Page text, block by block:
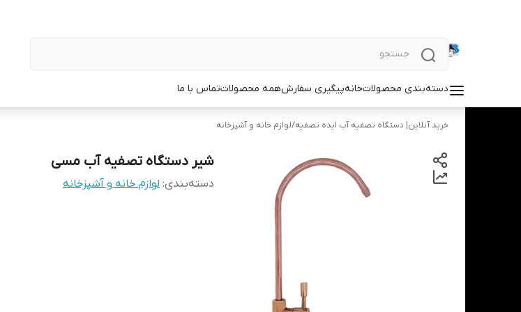
دسته‌بندی محصولاتخانهپیگیری سفارشهمه محصولاتتماس با ما
خرید آنلاین| دستگاه تصفیه آب ایده تصفیه/لوازم خانه و آشپزخانه
شیر دستگاه تصفیه آب مسی
دسته‌بندی: لوازم خانه و آشپزخانه